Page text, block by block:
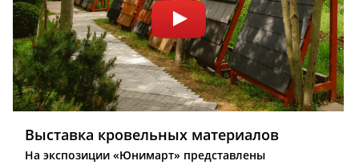
Выставка кровельных материалов
На экспозиции «Юнимарт» представлены